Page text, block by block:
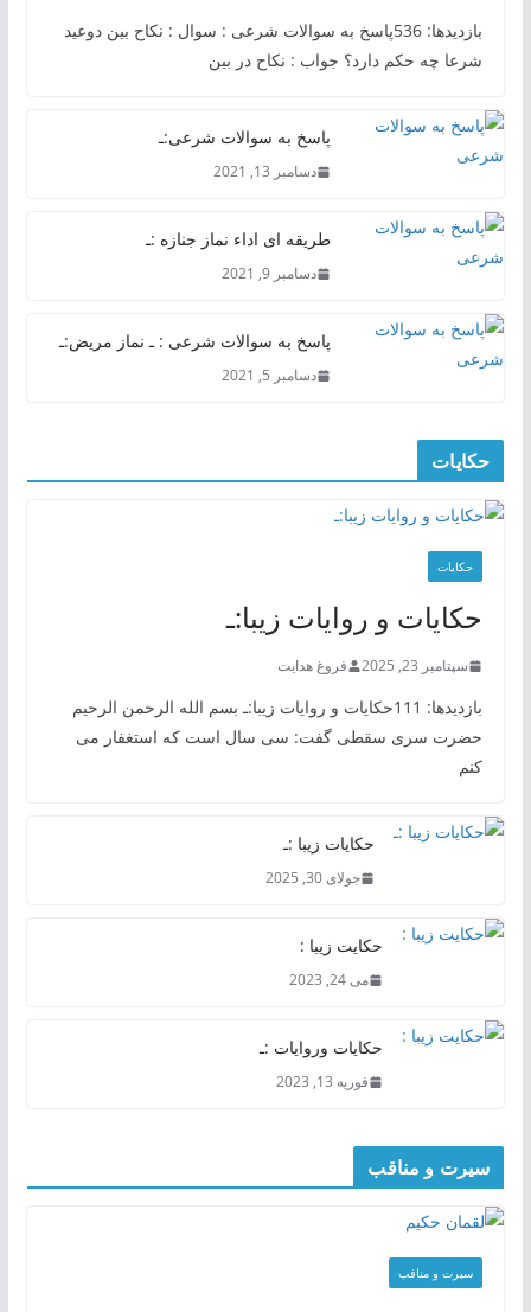
بازدیدها: 536پاسخ به سوالات شرعی : سوال : نکاح بین دوعید
شرعا چه حکم دارد؟ جواب : نکاح در بین
پاسخ به سوالات شرعی:ـ
دسامبر 13, 2021
طریقه ای اداء نماز جنازه :ـ
دسامبر 9, 2021
پاسخ به سوالات شرعی : ـ نماز مریض:ـ
دسامبر 5, 2021
حکایات
حکایات
حکایات و روایات زیبا:ـ
سپتامبر 23, 2025 فروغ هدایت
بازدیدها: 111حکایات و روایات زیبا:ـ بسم الله الرحمن الرحیم
حضرت سری سقطی گفت: سی سال است که استغفار می
کنم
حکایات زیبا :ـ
جولای 30, 2025
حکایت زیبا :
می 24, 2023
حکایات وروایات :ـ
فوریه 13, 2023
سیرت و مناقب
سیرت و منافب